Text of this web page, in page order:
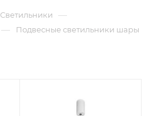
Светильники —
— Подвесные светильники шары